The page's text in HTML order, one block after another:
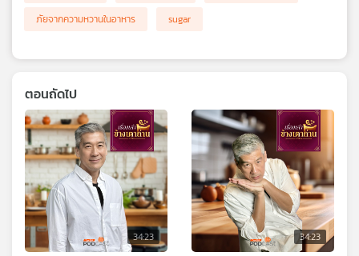
ภัยจากความหวานในอาหาร
sugar
ตอนถัดไป
34:23 34:23